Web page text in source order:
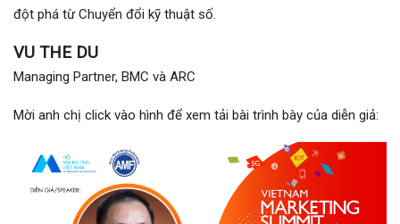
đột phá từ Chuyển đổi kỹ thuật số.
VU THE DU
Managing Partner, BMC và ARC
Mời anh chị click vào hình để xem tải bài trình bày của diễn giả: